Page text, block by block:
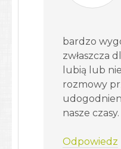
bardzo
zwłaszcza
lubią lub
rozmowy
nasze czasy.
Odpowiedz